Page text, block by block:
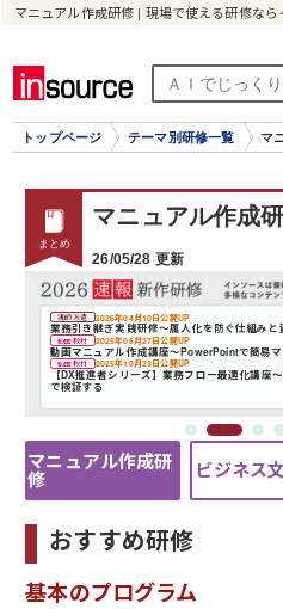
マニュアル作成研修 | 現場で使える研修なら
トップページ テーマ別研修一覧 マ
マニュアル作成
26/05/28 更新
マニュアル作成研
修 ビジネス
おすすめ研修
基本のプログラム